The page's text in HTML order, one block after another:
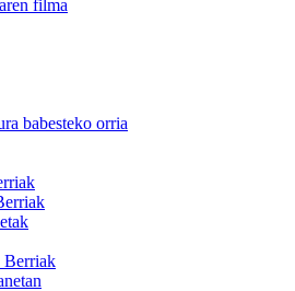
filma
babesteko orria
Berriak